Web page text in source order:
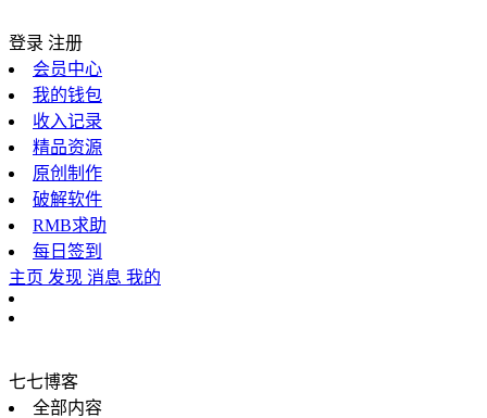
登录 注册
会员中心
我的钱包
收入记录
精品资源
原创制作
破解软件
RMB求助
每日签到
主页 发现 消息 我的
七七博客
全部内容